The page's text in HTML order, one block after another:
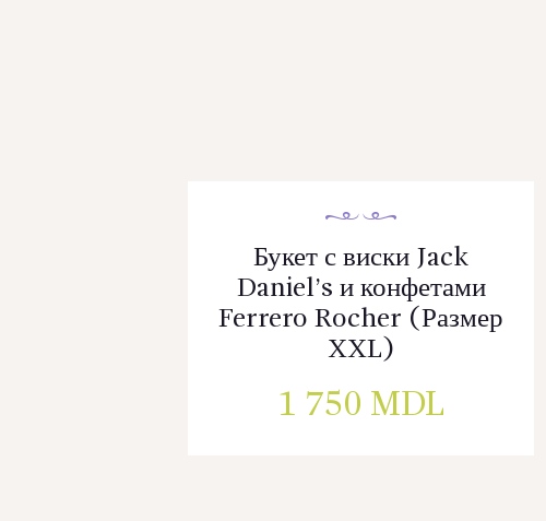
Букет с виски Jack
Daniel’s и конфетами
Ferrero Rocher (Размер
XXL)
1 750 MDL